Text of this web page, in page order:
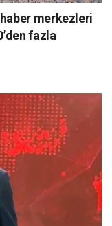
merkezleri
fazla